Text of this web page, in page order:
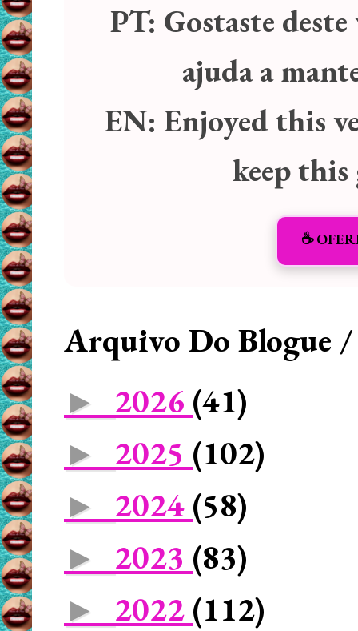
PT: Gostaste
ajuda a
EN: Enjoyed this
keep
☕️
Arquivo Do Blogue
► 2026 (41)
► 2025 (102)
► 2024 (58)
► 2023 (83)
► 2022 (112)